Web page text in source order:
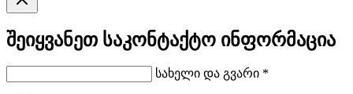
შეიყვანეთ საკონტაქტო ინფორმაცია
სახელი და გვარი *